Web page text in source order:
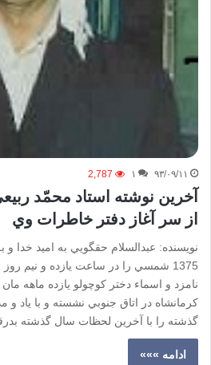
۹۳/۰۹/۱۱ ۱ 2,787
آخرين نوشته استاد محمّد
از سر آغاز دفتر خاطرات وي
نويسنده: عبدالسلام حقگويي به اميد خدا
1375 شمسي را در ساعت يازده و نيم
نامزد و اسماء دختر كوچولو يازده ماهه
كرمانشاه در اتاق جنوبي نشسته و با ياد و
گذشته را با آخرين لحظات سال گذشته
ادامه »»»